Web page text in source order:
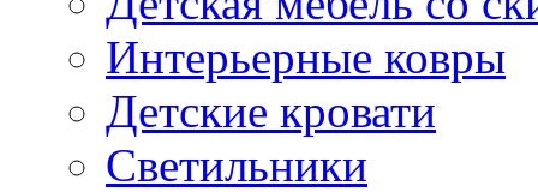
Интерьерные ковры
Детские кровати
Светильники